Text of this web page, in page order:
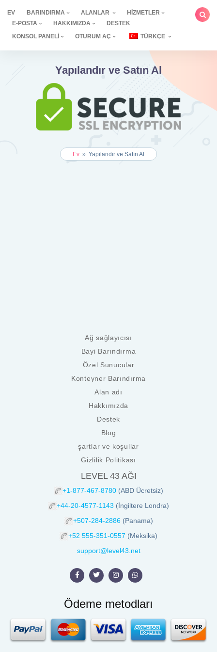
geçEV BARINDIRMA ALANLAR
HIZMETLER
E-POSTA
HAKKIMIZDA
DESTEK
KONSOL PANELI
OTURUM AÇ TÜRKÇE
Yapılandır ve Satın Al
Ev » Yapılandır ve Satın Al
Ağ sağlayıcısı
Bayi Barındırma
Özel Sunucular
Konteyner Barındırma
Alan adı
Hakkımızda
Destek
Blog
şartlar ve koşullar
Gizlilik Politikası
LEVEL 43 AĞI
+1-877-467-8780 (ABD Ücretsiz)
+44-20-4577-1143 (İngiltere Londra)
+507-284-2886 (Panama)
+52 555-351-0557 (Meksika)
support@level43.net
Ödeme metodları